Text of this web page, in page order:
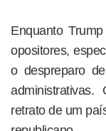
Enquanto
opositores,
o despreparo
retrato de um